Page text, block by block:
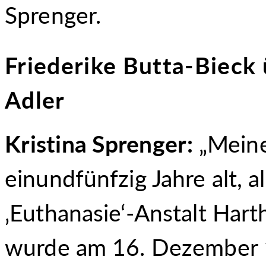
Sprenger.
Friederike Butta-Bieck
Adler
Kristina Sprenger:
einundfünfzig Jahre alt,
‚Euthanasie‘-Anstalt
wurde am 16.